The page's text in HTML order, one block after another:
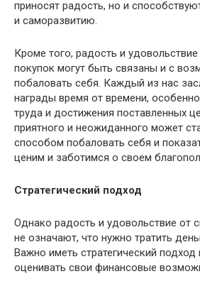
приносят радость, но и
и саморазвитию.
Кроме того, радость и
покупок могут быть связаны и с
побаловать себя. Каждый из нас
награды время от времени,
труда и достижения поставленных
приятного и неожиданного может
способом побаловать себя и
ценим и заботимся о своем
Стратегический подход
Однако радость и удовольствие от
не означают, что нужно тратить
Важно иметь стратегический подход
оценивать свои финансовые